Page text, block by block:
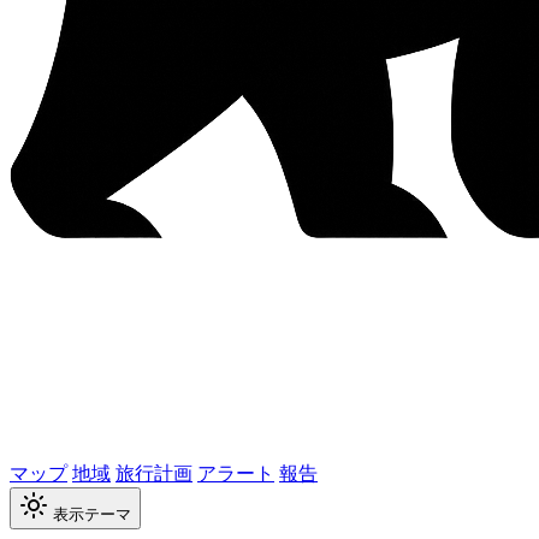
マップ地域旅行計画 アラート 報告
表示テーマ